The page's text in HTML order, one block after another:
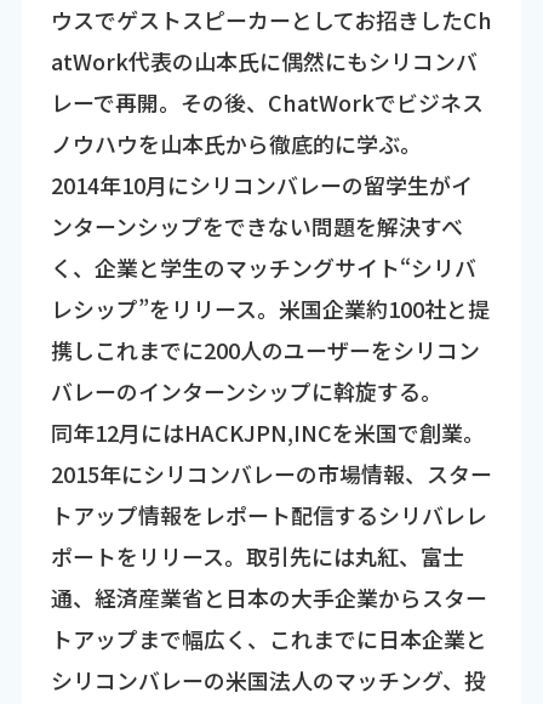
ウスでゲストスピーカーとしてお招きしたCh
atWork代表の山本氏に偶然にもシリコンバ
レーで再開。その後、ChatWorkでビジネス
ノウハウを山本氏から徹底的に学ぶ。
2014年10月にシリコンバレーの留学生がイ
ンターンシップをできない問題を解決すべ
く、企業と学生のマッチングサイト“シリバ
レシップ”をリリース。米国企業約100社と提
携しこれまでに200人のユーザーをシリコン
バレーのインターンシップに斡旋する。
同年12月にはHACKJPN,INCを米国で創業。
2015年にシリコンバレーの市場情報、スター
トアップ情報をレポート配信するシリバレレ
ポートをリリース。取引先には丸紅、富士
通、経済産業省と日本の大手企業からスター
トアップまで幅広く、これまでに日本企業と
シリコンバレーの米国法人のマッチング、投